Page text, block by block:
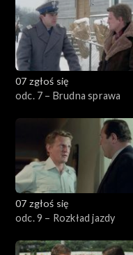
07 zgłoś się
odc. 7 – Brudna sprawa
07 zgłoś się
odc. 9 – Rozkład jazdy